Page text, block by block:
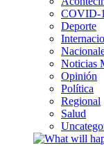
COVID-
Deporte
Noticias
Opinión
Política
Regional
Salud